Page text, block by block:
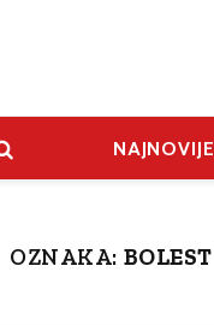
NAJNOVIJE
OZNAKA: BOLEST